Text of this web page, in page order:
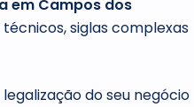
em Campos dos
siglas complexas
do seu negócio